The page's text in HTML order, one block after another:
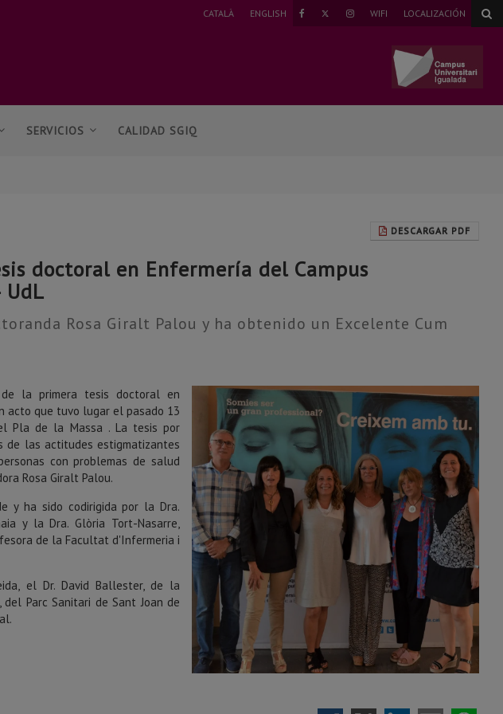
FAEBOOKTWITTERINSTAGRAM
WIFI LOCALIZACIÓN
CATALÀ ENGLISH
SERVICIOS CALIDAD SGIQ
DESCARGAR PDF
doctoral en Enfermería del Campus
UdL
Rosa Giralt Palou y ha obtenido un Excelente Cum
la primera tesis doctoral en
acto que tuvo lugar el pasado 13
Pla de la Massa . La tesis por
las actitudes estigmatizantes
con problemas de salud
Rosa Giralt Palou.
y ha sido codirigida por la Dra.
y la Dra. Glòria Tort-Nasarre,
de la Facultat d'Infermeria i
el Dr. David Ballester, de la
Parc Sanitari de Sant Joan de